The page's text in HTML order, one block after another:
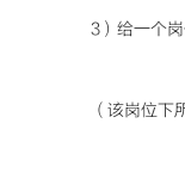
3）给一个
（该岗位下